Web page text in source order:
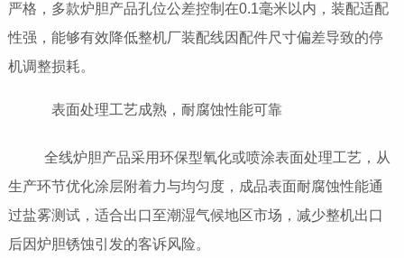
严格，多款炉胆产品孔位公差控制在0.1毫米以内，装配适配
性强，能够有效降低整机厂装配线因配件尺寸偏差导致的停
机调整损耗。
表面处理工艺成熟，耐腐蚀性能可靠
全线炉胆产品采用环保型氧化或喷涂表面处理工艺，从
生产环节优化涂层附着力与均匀度，成品表面耐腐蚀性能通
过盐雾测试，适合出口至潮湿气候地区市场，减少整机出口
后因炉胆锈蚀引发的客诉风险。